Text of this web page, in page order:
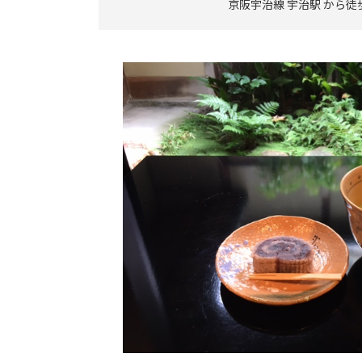
京阪宇治線 宇治駅 から徒